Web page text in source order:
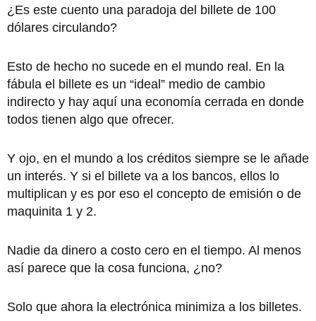
¿Es este cuento una paradoja del billete de 100
dólares circulando?
Esto de hecho no sucede en el mundo real. En la
fábula el billete es un “ideal” medio de cambio
indirecto y hay aquí una economía cerrada en donde
todos tienen algo que ofrecer.
Y ojo, en el mundo a los créditos siempre se le añade
un interés. Y si el billete va a los bancos, ellos lo
multiplican y es por eso el concepto de emisión o de
maquinita 1 y 2.
Nadie da dinero a costo cero en el tiempo. Al menos
así parece que la cosa funciona, ¿no?
Solo que ahora la electrónica minimiza a los billetes.